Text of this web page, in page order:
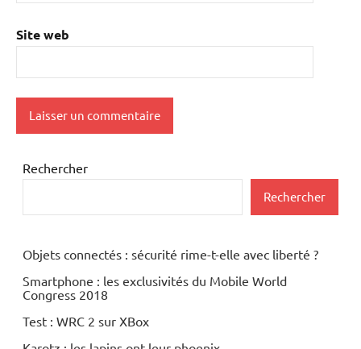
Site web
Rechercher
Rechercher
Objets connectés : sécurité rime-t-elle avec liberté ?
Smartphone : les exclusivités du Mobile World
Congress 2018
Test : WRC 2 sur XBox